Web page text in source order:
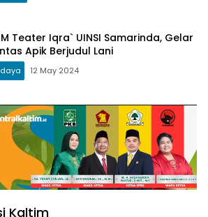
Teater Iqra` UINSI Samarinda, Gelar
Apik Berjudul Lani
12 May 2024
Kaltim